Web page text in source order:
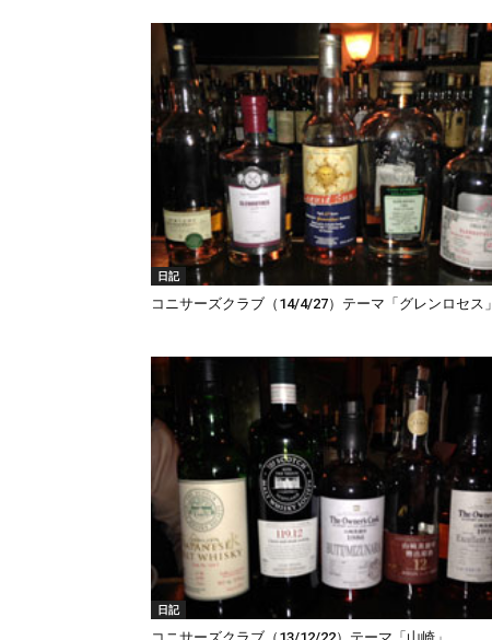
日記
コニサーズクラブ（14/4/27）テーマ「グレンロセス」
日記